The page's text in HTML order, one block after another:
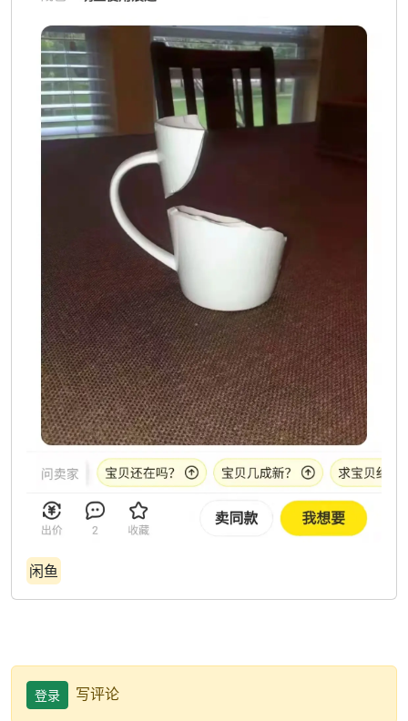
闲鱼
登录 写评论